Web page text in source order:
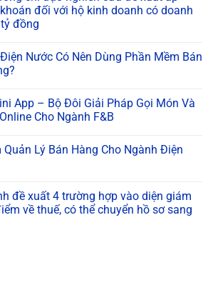
đối với hộ kinh doanh có doanh
đồng
Nước Có Nên Dùng Phần Mềm Bán
App – Bộ Đôi Giải Pháp Gọi Món Và
Cho Ngành F&B
Quản Lý Bán Hàng Cho Ngành Điện
đề xuất 4 trường hợp vào diện giám
về thuế, có thể chuyển hồ sơ sang